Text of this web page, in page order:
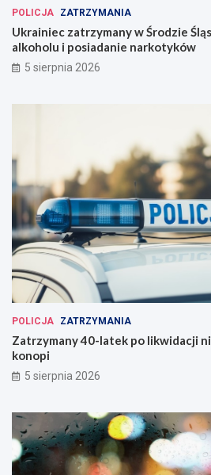
POLICJA ZATRZYMANIA
Ukrainiec zatrzymany w Środzie
alkoholu i posiadanie narkotyków
5 sierpnia 2026
POLICJA ZATRZYMANIA
Zatrzymany 40-latek po likwidacji
konopi
5 sierpnia 2026